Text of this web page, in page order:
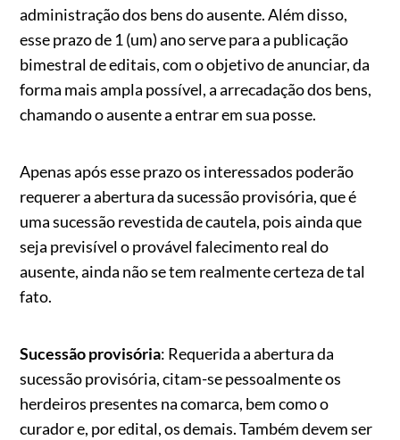
administração dos bens do ausente. Além disso,
esse prazo de 1 (um) ano serve para a publicação
bimestral de editais, com o objetivo de anunciar, da
forma mais ampla possível, a arrecadação dos bens,
chamando o ausente a entrar em sua posse.
Apenas após esse prazo os interessados poderão
requerer a abertura da sucessão provisória, que é
uma sucessão revestida de cautela, pois ainda que
seja previsível o provável falecimento real do
ausente, ainda não se tem realmente certeza de tal
fato.
Sucessão provisória: Requerida a abertura da
sucessão provisória, citam-se pessoalmente os
herdeiros presentes na comarca, bem como o
curador e, por edital, os demais. Também devem ser